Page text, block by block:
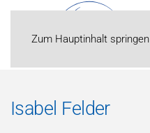
Zum Hauptinhalt springen
Isabel Felder